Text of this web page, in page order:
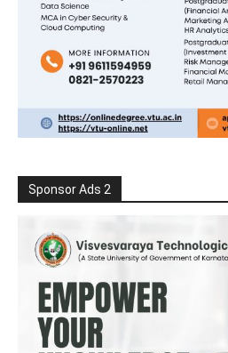
Sponsor Ads 2